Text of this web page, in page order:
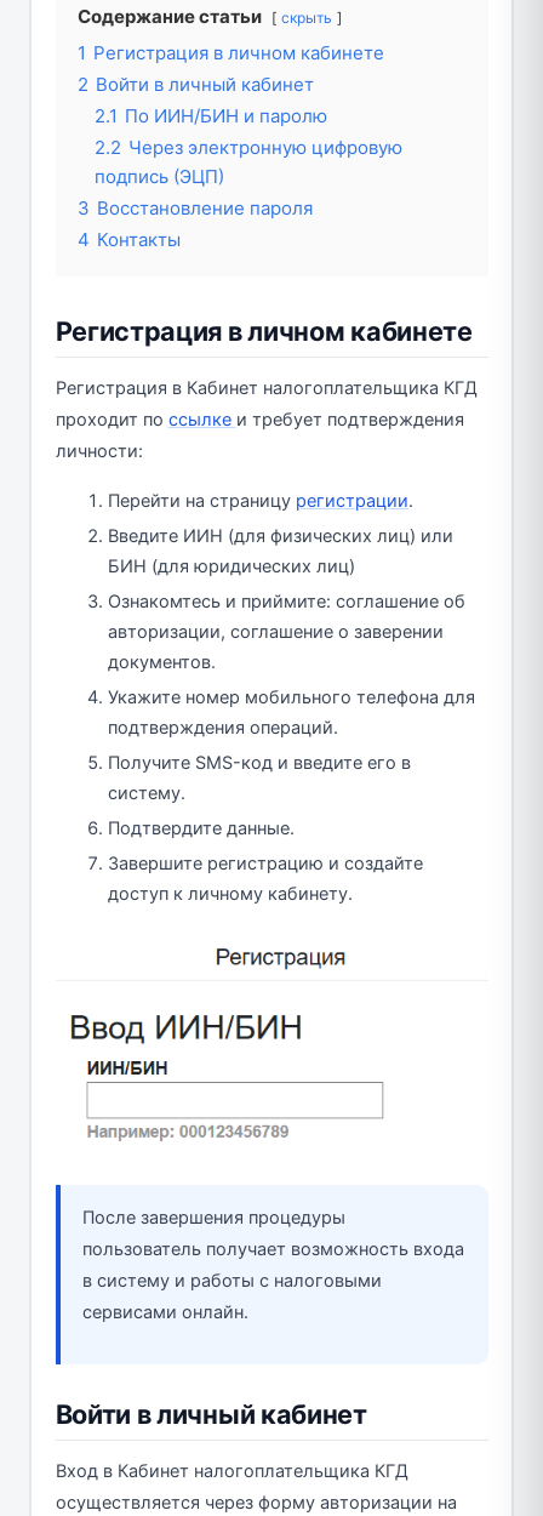
Содержание статьи скрыть
1 Регистрация в личном кабинете
2 Войти в личный кабинет
2.1 По ИИН/БИН и паролю
2.2 Через электронную цифровую
подпись (ЭЦП)
3 Восстановление пароля
4 Контакты
Регистрация в личном кабинете
Регистрация в Кабинет налогоплательщика КГД
проходит по ссылке и требует подтверждения
личности:
Перейти на страницу регистрации.
Введите ИИН (для физических лиц) или
БИН (для юридических лиц)
Ознакомтесь и приймите: соглашение об
авторизации, соглашение о заверении
документов.
Укажите номер мобильного телефона для
подтверждения операций.
Получите SMS-код и введите его в
систему.
Подтвердите данные.
Завершите регистрацию и создайте
доступ к личному кабинету.
После завершения процедуры
пользователь получает возможность входа
в систему и работы с налоговыми
сервисами онлайн.
Войти в личный кабинет
Вход в Кабинет налогоплательщика КГД
осуществляется через форму авторизации на